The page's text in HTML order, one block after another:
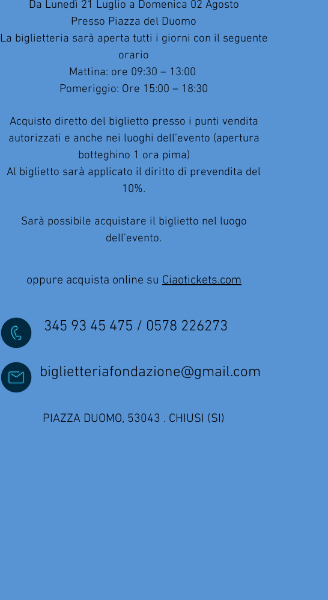
Da Lunedì 21 Luglio a Domenica 02 Agosto
Presso Piazza del Duomo
La biglietteria sarà aperta tutti i giorni con il seguente
orario
Mattina: ore 09:30 – 13:00
Pomeriggio: Ore 15:00 – 18:30
Acquisto diretto del biglietto presso i punti vendita
autorizzati e anche nei luoghi dell’evento (apertura
botteghino 1 ora pima)
Al biglietto sarà applicato il diritto di prevendita del
10%.
Sarà possibile acquistare il biglietto nel luogo
dell'evento.
oppure acquista online suCiaotickets.com
345 93 45 475 / 0578 226273
biglietteriafondazione@gmail.com
PIAZZA DUOMO, 53043 . CHIUSI (SI)